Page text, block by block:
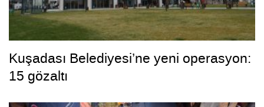
Kuşadası Belediyesi’ne yeni operasyon:
15 gözaltı